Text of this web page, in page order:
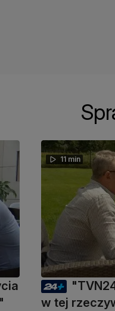
11 min
w tej